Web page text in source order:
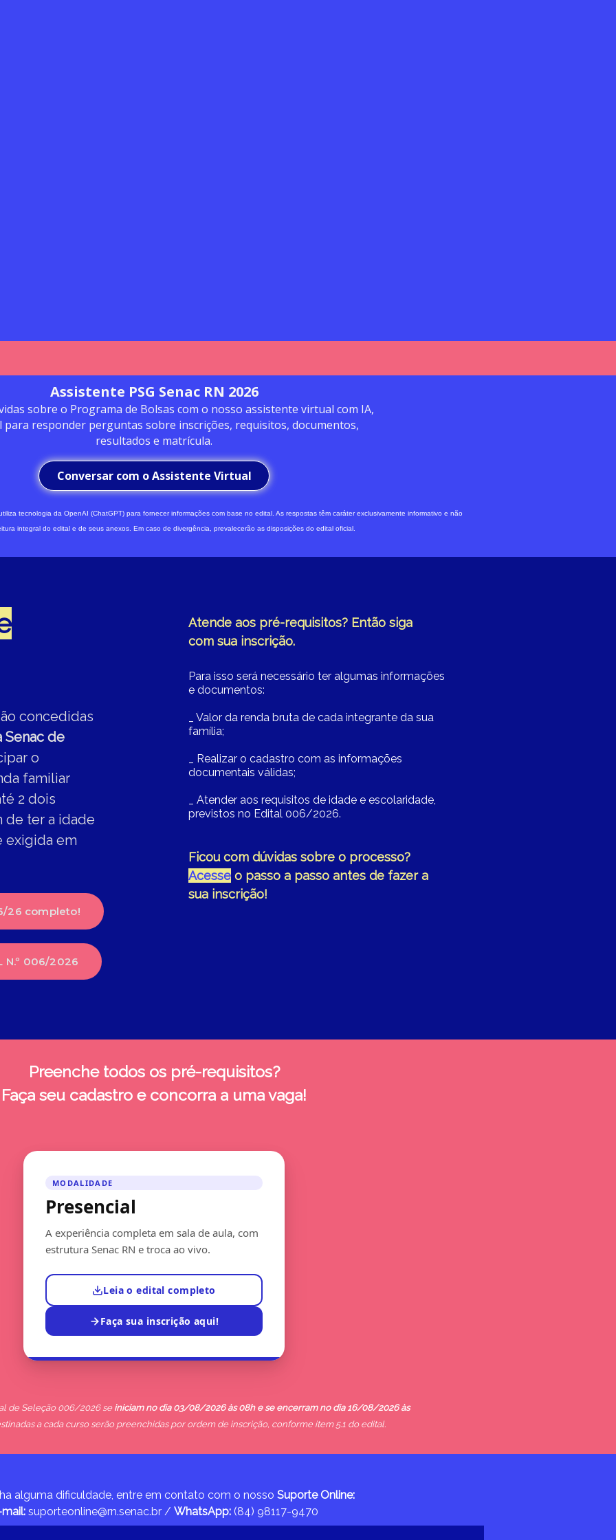
Assistente PSG Senac RN 2026
sobre o Programa de Bolsas com o nosso assistente virtual com IA,
para responder perguntas sobre inscrições, requisitos, documentos,
resultados e matrícula.
Conversar com o Assistente Virtual
tecnologia da OpenAI (ChatGPT) para fornecer informações com base no edital. As respostas têm caráter exclusivamente informativo e não
integral do edital e de seus anexos. Em caso de divergência, prevalecerão as disposições do edital oficial.
concedidas
Senac de
o
familiar
2 dois
de ter a idade
exigida em
26 completo!
N.º 006/2026
Atende aos pré-requisitos? Então siga
com sua inscrição.
Para isso será necessário ter algumas informações
e documentos:
_ Valor da renda bruta de cada integrante da sua
família;
_ Realizar o cadastro com as informações
documentais válidas;
_ Atender aos requisitos de idade e escolaridade,
previstos no Edital 006/2026.
Ficou com dúvidas sobre o processo?
Acesse o passo a passo antes de fazer a
sua inscrição!
Preenche todos os pré-requisitos?
Faça seu cadastro e concorra a uma vaga!
MODALIDADE
Presencial
A experiência completa em sala de aula, com
estrutura Senac RN e troca ao vivo.
Leia o edital completo
Faça sua inscrição aqui!
de Seleção 006/2026 se iniciam no dia 03/08/2026 às 08h e se encerram no dia 16/08/2026 às
a cada curso serão preenchidas por ordem de inscrição, conforme item 5.1 do edital.
alguma dificuldade, entre em contato com o nosso Suporte Online:
mail: suporteonline@rn.senac.br / WhatsApp: (84) 98117-9470